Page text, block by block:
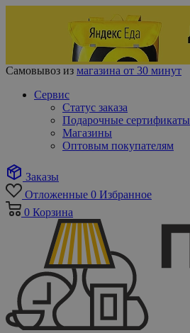
Самовывоз из магазина от 30 минут
Сервис
Статус заказа
Подарочные сертификаты
Магазины
Оптовым покупателям
Заказы
Отложенные 0 Избранное
0 Корзина